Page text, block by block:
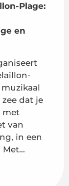
Plage:
en
muzikaal
dat je
met
van
in een